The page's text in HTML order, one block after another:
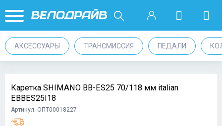
АКСЕССУАРЫ ТРАНСМИССИЯ ПЕДАЛИ
Каретка SHIMANO BB-ES25 70/118 мм italian
EBBES25I18
Артикул: ОПТ00018227